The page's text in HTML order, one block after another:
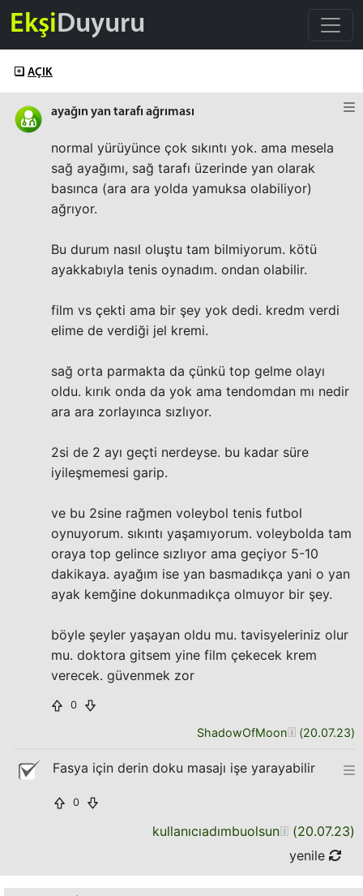
EkşiDuyuru
AÇIK
ayağın yan tarafı ağrıması
normal yürüyünce çok sıkıntı yok. ama mesela
sağ ayağımı, sağ tarafı üzerinde yan olarak
basınca (ara ara yolda yamuksa olabiliyor)
ağrıyor.
Bu durum nasıl oluştu tam bilmiyorum. kötü
ayakkabıyla tenis oynadım. ondan olabilir.
film vs çekti ama bir şey yok dedi. kredm verdi
elime de verdiği jel kremi.
sağ orta parmakta da çünkü top gelme olayı
oldu. kırık onda da yok ama tendomdan mı nedir
ara ara zorlayınca sızlıyor.
2si de 2 ayı geçti nerdeyse. bu kadar süre
iyileşmemesi garip.
ve bu 2sine rağmen voleybol tenis futbol
oynuyorum. sıkıntı yaşamıyorum. voleybolda tam
oraya top gelince sızlıyor ama geçiyor 5-10
dakikaya. ayağım ise yan basmadıkça yani o yan
ayak kemğine dokunmadıkça olmuyor bir şey.
böyle şeyler yaşayan oldu mu. tavisyeleriniz olur
mu. doktora gitsem yine film çekecek krem
verecek. güvenmek zor
0
ShadowOfMoon (20.07.23)
Fasya için derin doku masajı işe yarayabilir
0
kullanıcıadımbuolsun (20.07.23)
yenile